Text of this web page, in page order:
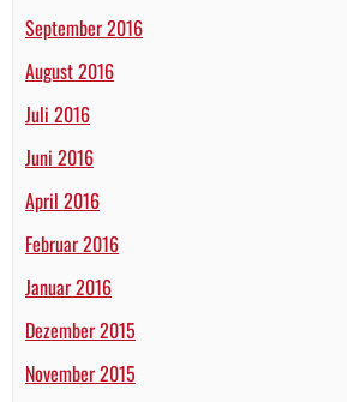
September 2016
August 2016
Juli 2016
Juni 2016
April 2016
Februar 2016
Januar 2016
Dezember 2015
November 2015